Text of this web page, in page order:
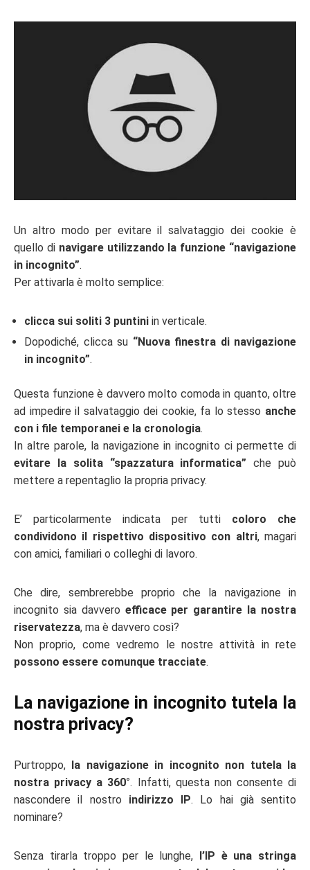
Un altro modo per evitare il salvataggio dei cookie è
quello di navigare utilizzando la funzione “navigazione
in incognito”.
Per attivarla è molto semplice:
clicca sui soliti 3 puntini in verticale.
Dopodiché, clicca su “Nuova finestra di navigazione
in incognito”.
Questa funzione è davvero molto comoda in quanto, oltre
ad impedire il salvataggio dei cookie, fa lo stesso anche
con i file temporanei e la cronologia.
In altre parole, la navigazione in incognito ci permette di
evitare la solita “spazzatura informatica” che può
mettere a repentaglio la propria privacy.
E’ particolarmente indicata per tutti coloro che
condividono il rispettivo dispositivo con altri, magari
con amici, familiari o colleghi di lavoro.
Che dire, sembrerebbe proprio che la navigazione in
incognito sia davvero efficace per garantire la nostra
riservatezza, ma è davvero così?
Non proprio, come vedremo le nostre attività in rete
possono essere comunque tracciate.
La navigazione in incognito tutela la
nostra privacy?
Purtroppo, la navigazione in incognito non tutela la
nostra privacy a 360°. Infatti, questa non consente di
nascondere il nostro indirizzo IP. Lo hai già sentito
nominare?
Senza tirarla troppo per le lunghe, l’IP è una stringa